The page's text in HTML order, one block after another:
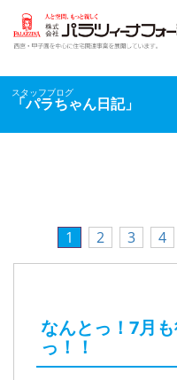
スタッフブログ
「パラちゃん日記」
1 2 3 4
なんとっ！7月
っ！！